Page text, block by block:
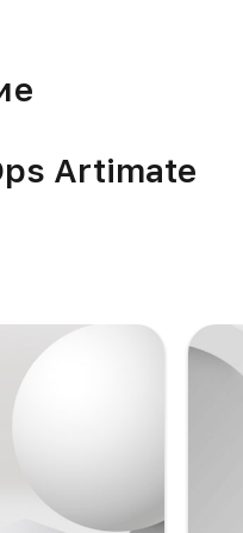
Artimate